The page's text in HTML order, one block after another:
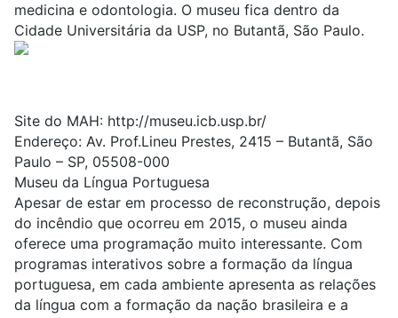
medicina e odontologia. O museu fica dentro da
Cidade Universitária da USP, no Butantã, São Paulo.
Site do MAH: http://museu.icb.usp.br/
Endereço: Av. Prof.Lineu Prestes, 2415 – Butantã, São
Paulo – SP, 05508-000
Museu da Língua Portuguesa
Apesar de estar em processo de reconstrução, depois
do incêndio que ocorreu em 2015, o museu ainda
oferece uma programação muito interessante. Com
programas interativos sobre a formação da língua
portuguesa, em cada ambiente apresenta as relações
da língua com a formação da nação brasileira e a